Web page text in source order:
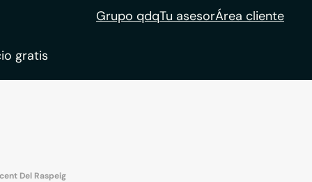
Grupo qdqTu asesorÁrea cliente
gratis
Del Raspeig